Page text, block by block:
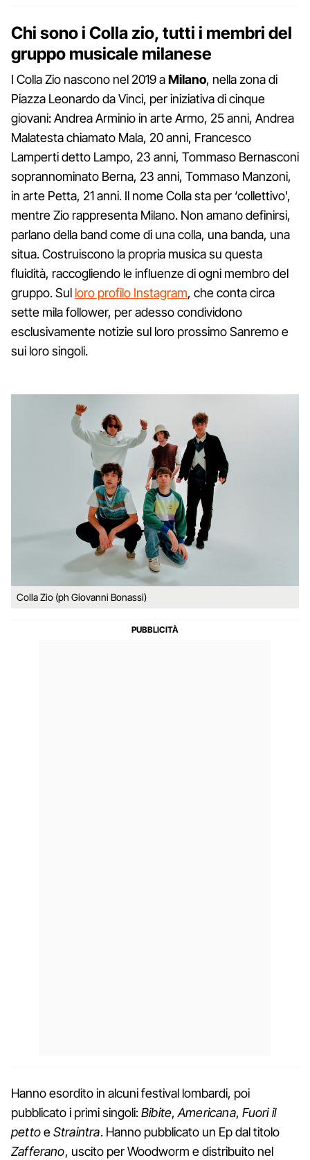
Chi sono i Colla zio, tutti i membri del
gruppo musicale milanese
I Colla Zio nascono nel 2019 aMilano, nella zona di
Piazza Leonardo da Vinci, per iniziativa di cinque
giovani: Andrea Arminio in arte Armo, 25 anni, Andrea
Malatesta chiamato Mala, 20 anni, Francesco
Lamperti detto Lampo, 23 anni, Tommaso Bernasconi
soprannominato Berna, 23 anni, Tommaso Manzoni,
in arte Petta, 21 anni. Il nome Colla sta per ‘collettivo',
mentre Zio rappresenta Milano. Non amano definirsi,
parlano della band come di una colla, una banda, una
situa. Costruiscono la propria musica su questa
fluidità, raccogliendo le influenze di ogni membro del
gruppo. Sul loro profilo Instagram, che conta circa
sette mila follower, per adesso condividono
esclusivamente notizie sul loro prossimo Sanremo e
sui loro singoli.
Colla Zio (ph Giovanni Bonassi)
Hanno esordito in alcuni festival lombardi, poi
pubblicato i primi singoli:Bibite,Americana, Fuori il
pettoeStraintra. Hanno pubblicato un Ep dal titolo
Zafferano, uscito per Woodworm e distribuito nel